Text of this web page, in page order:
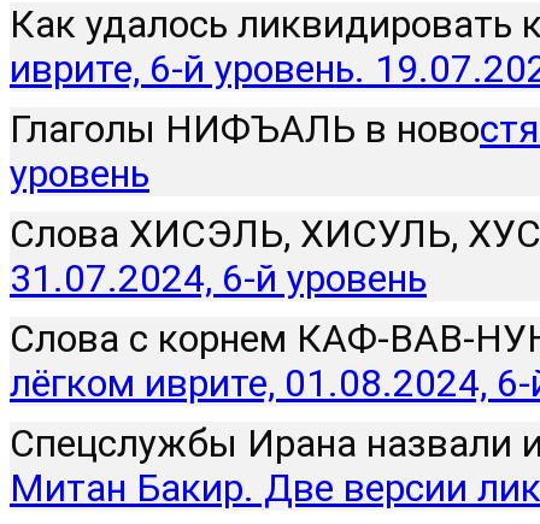
Как удалось
иврите, 6-й уровень.
Глаголы НИФЪАЛЬ в ново
уровень
Слова ХИСЭЛЬ, ХИСУЛЬ,
31.07.2024, 6-й уровень
Cлова с корнем КАФ-ВАВ-
лёгком иврите, 01.08.2024, 6-
Спецслужбы Ирана назвали
Митан Бакир. Две версии